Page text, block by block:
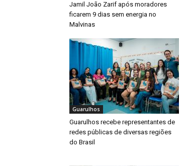
Jamil João Zarif após moradores
ficarem 9 dias sem energia no
Malvinas
Guarulhos
Guarulhos recebe representantes de
redes públicas de diversas regiões
do Brasil